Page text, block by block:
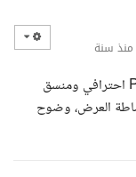
منذ سنة
السلام عليكم، جاهزة أقدم لك عرض PowerPoint احترافي ومنسق
العرض، وضوح